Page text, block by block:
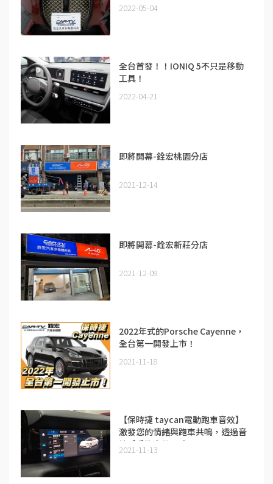
2022-05-04
全台首發！！IONIQ 5不只是移動
工具！
2022-04-21
即將開幕-銓宏桃園分店
2021-12-14
即將開幕-銓宏新莊分店
2021-12-09
2022年式的Porsche Cayenne，
全台第一開發上市！
2021-11-18
【保時捷 taycan電動跑車音效】
激發您的情緒與跑車共鳴，透過音
效感受跑車的靈魂
2021-11-13